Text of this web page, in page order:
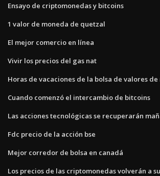
Ensayo de criptomonedas y bitcoins
1 valor de moneda de quetzal
El mejor comercio en línea
Vivir los precios del gas nat
Horas de vacaciones de la bolsa de valores de
Cuando comenzó el intercambio de bitcoins
Las acciones tecnológicas se recuperarán
Fdc precio de la acción bse
Mejor corredor de bolsa en canadá
Los precios de las criptomonedas volverán a